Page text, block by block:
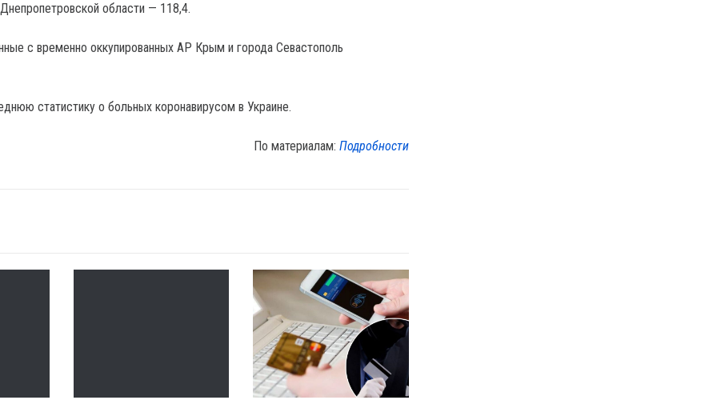
области — 118,4.
с временно оккупированных АР Крым и города Севастополь
статистику о больных коронавирусом в Украине.
По материалам:Подробности